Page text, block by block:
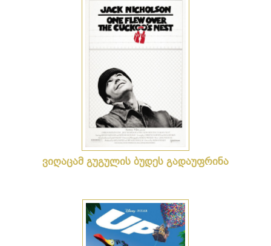
ვიღაცამ გუგულის ბუდეს გადაუფრინა